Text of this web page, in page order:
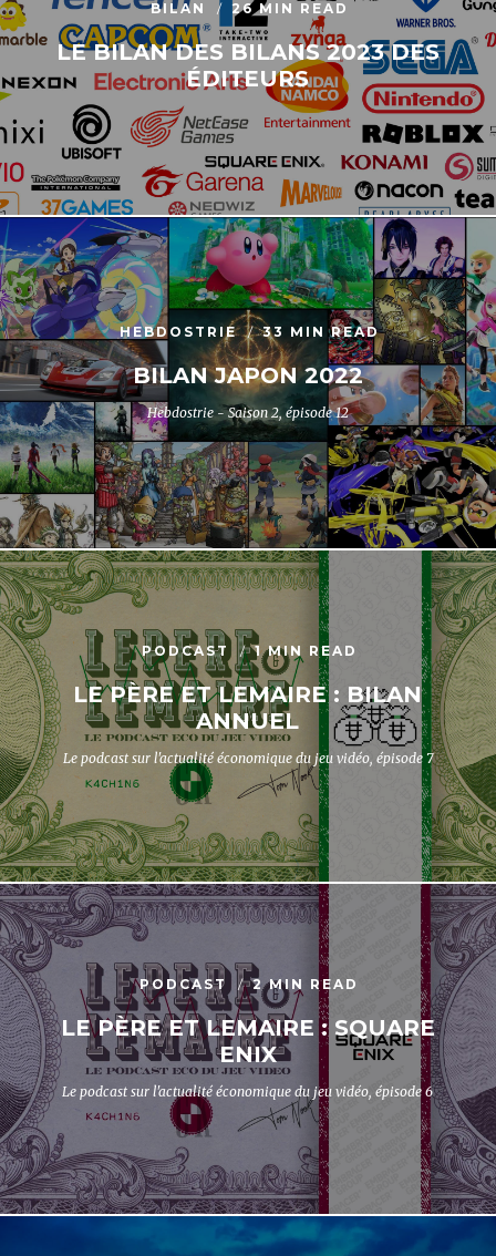
BILAN 26 MIN READ
LE BILAN DES BILANS 2023 DES
ÉDITEURS
HEBDOSTRIE 33 MIN READ
BILAN JAPON 2022
Hebdostrie - Saison 2, épisode 12
PODCAST 1 MIN READ
LE PÈRE ET LEMAIRE : BILAN
ANNUEL
Le podcast sur l'actualité économique du jeu vidéo, épisode 7
PODCAST 2 MIN READ
LE PÈRE ET LEMAIRE : SQUARE
ENIX
Le podcast sur l'actualité économique du jeu vidéo, épisode 6